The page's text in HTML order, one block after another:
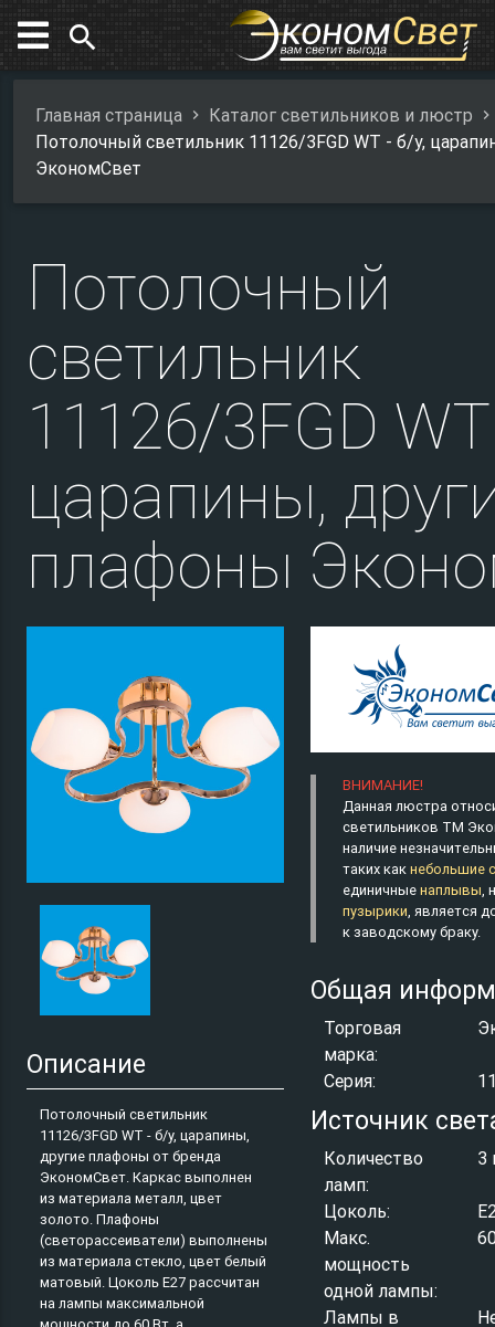
search
Главная страница
Каталог светильников и люстр
Потолочный светильник 11126/3FGD WT - б/у,
ЭкономСвет
Потолочный
светильник
11126/3FGD
царапины,
плафоны
Описание
Потолочный светильник
11126/3FGD WT - б/у, царапины,
другие плафоны от бренда
ЭкономСвет. Каркас выполнен
из материала металл, цвет
золото. Плафоны
(светорассеиватели) выполнены
из материала стекло, цвет белый
матовый. Цоколь E27 рассчитан
на лампы максимальной
ВНИМАНИЕ!
Данная люстра
светильников ТМ
наличие
таких какнебольшие
единичныенаплывы,
пузырики, является
к заводскому браку.
Общая
Торговая
марка:
Серия:
Источник
Количество
ламп:
3
Цоколь:
Макс.
мощность
одной лампы:
Лампы в